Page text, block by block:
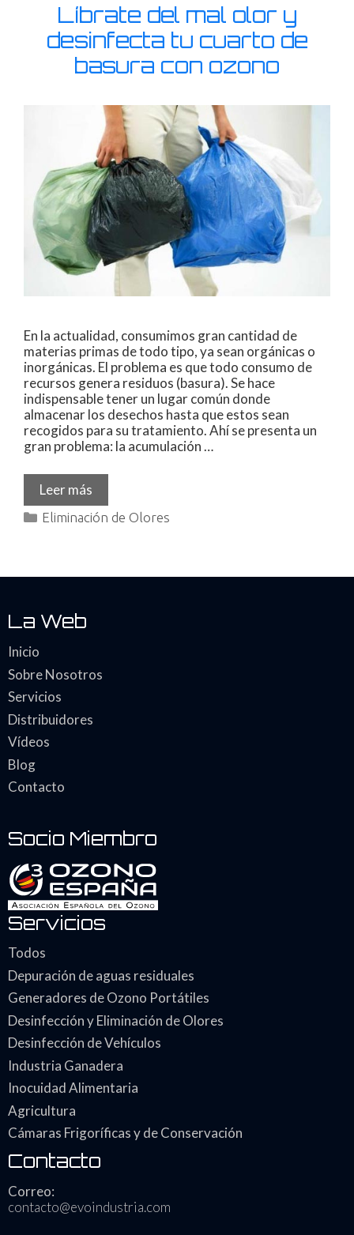
Líbrate del mal olor y
desinfecta tu cuarto de
basura con ozono
En la actualidad, consumimos gran cantidad de
materias primas de todo tipo, ya sean orgánicas o
inorgánicas. El problema es que todo consumo de
recursos genera residuos (basura). Se hace
indispensable tener un lugar común donde
almacenar los desechos hasta que estos sean
recogidos para su tratamiento. Ahí se presenta un
gran problema: la acumulación …
Leer más
Eliminación de Olores
La Web
Inicio
Sobre Nosotros
Servicios
Distribuidores
Vídeos
Blog
Contacto
Socio Miembro
Servicios
Todos
Depuración de aguas residuales
Generadores de Ozono Portátiles
Desinfección y Eliminación de Olores
Desinfección de Vehículos
Industria Ganadera
Inocuidad Alimentaria
Agricultura
Cámaras Frigoríficas y de Conservación
Contacto
Correo:
contacto@evoindustria.com